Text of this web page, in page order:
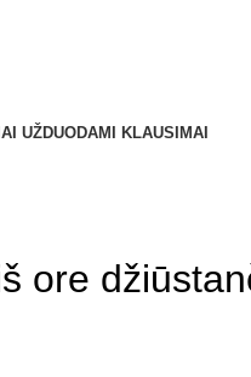
UŽDUODAMI KLAUSIMAI
ore